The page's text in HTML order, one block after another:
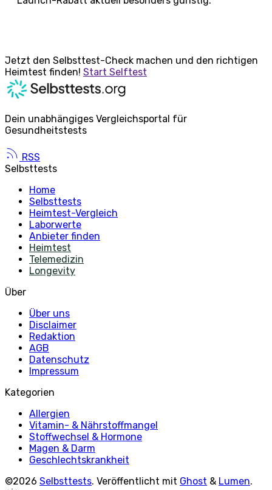
Jetzt den Selbsttest-Check machen und den richtigen
Heimtest finden! Start Selftest
Dein unabhängiges Vergleichsportal für
Gesundheitstests
RSS
Selbsttests
Home
Selbsttests
Heimtest-Vergleich
Laborwerte
Anbieter finden
Heimtest
Telemedizin
Longevity
Über
Über uns
Disclaimer
Redaktion
AGB
Datenschutz
Impressum
Kategorien
Allergien
Vitamin- & Nährstoffmangel
Stoffwechsel & Hormone
Magen & Darm
Geschlechtskrankheit
©2026 Selbsttests. Veröffentlicht mit Ghost & Lumen.